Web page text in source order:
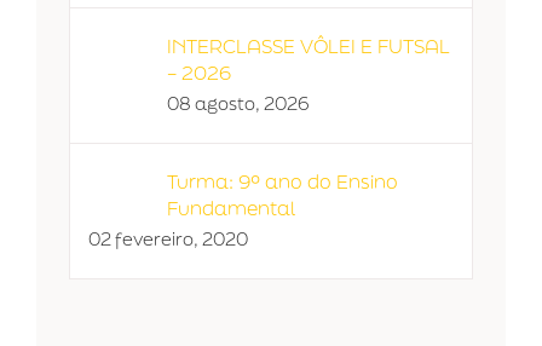
INTERCLASSE VÔLEI E FUTSAL
– 2026
08 agosto, 2026
Turma: 9º ano do Ensino
Fundamental
02 fevereiro, 2020